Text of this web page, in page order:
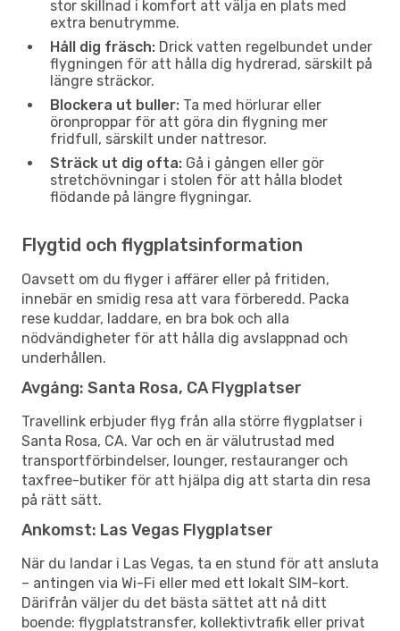
stor skillnad i komfort att välja en plats med
extra benutrymme.
Håll dig fräsch: Drick vatten regelbundet under
flygningen för att hålla dig hydrerad, särskilt på
längre sträckor.
Blockera ut buller: Ta med hörlurar eller
öronproppar för att göra din flygning mer
fridfull, särskilt under nattresor.
Sträck ut dig ofta: Gå i gången eller gör
stretchövningar i stolen för att hålla blodet
flödande på längre flygningar.
Flygtid och flygplatsinformation
Oavsett om du flyger i affärer eller på fritiden,
innebär en smidig resa att vara förberedd. Packa
rese kuddar, laddare, en bra bok och alla
nödvändigheter för att hålla dig avslappnad och
underhållen.
Avgång: Santa Rosa, CA Flygplatser
Travellink erbjuder flyg från alla större flygplatser i
Santa Rosa, CA. Var och en är välutrustad med
transportförbindelser, lounger, restauranger och
taxfree-butiker för att hjälpa dig att starta din resa
på rätt sätt.
Ankomst: Las Vegas Flygplatser
När du landar i Las Vegas, ta en stund för att ansluta
– antingen via Wi-Fi eller med ett lokalt SIM-kort.
Därifrån väljer du det bästa sättet att nå ditt
boende: flygplatstransfer, kollektivtrafik eller privat